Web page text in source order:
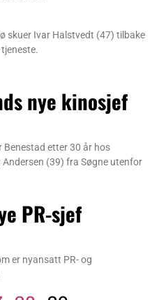
skuer Ivar Halstvedt (47) tilbake
nye kinosjef
Benestad etter 30 år hos
(39) fra Søgne utenfor
PR-sjef
er nyansatt PR- og